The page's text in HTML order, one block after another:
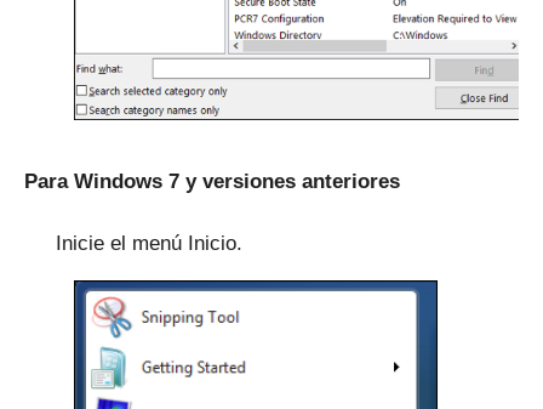
Para Windows 7 y versiones anteriores
Inicie el menú Inicio.